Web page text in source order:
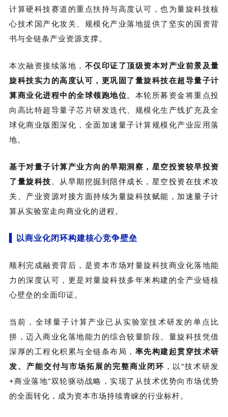
计算硬科技赛道的重点扶持与高度认可，也为量旋科技核
心技术国产化攻关、规模化产业落地提供了坚实的国资背
书与全链条产业资源支撑。
本次融资接续落地， 不仅印证了顶级资本对产业前景及量
旋科技实力的高度认可，更巩固了量旋科技在超导量子计
算商业化进程中的全球领跑地位。 本轮所募资金将重点投
向高比特超导量子芯片研发迭代、规模化生产线扩充及全
球化商业版图深化，全面加速量子计算规模化产业应用落
地。
基于对量子计算产业方向的早期洞察，星空投资较早投资
了量旋科技。 从早期挖掘到陪伴成长，星空投资在技术攻
关、产业资源对接方面持续为量旋科技赋能 ， 加速量子计
算从实验室走向商业化的进程。
以商业化闭环构建核心竞争壁垒
顺利完成融资背后，是资本市场对量旋科技商业化落地能
力的深度认可，更是对量旋科技多年来构建的全产业链核
心壁垒的全面印证。
当前，全球量子计算产业已从实验室技术研发的单点比
拼，迈入商业化落地能力的综合较量阶段。量旋科技凭借
深厚的工程化积累与全链条布局， 率先构建起贯穿技术研
发、产能交付与市场拓展的完整商业闭环 ，以“技术研发
+商业落地”双轮驱动战略，实现了从技术优势向市场优势
的全面转化，成为资本市场持续青睐的行业标杆。